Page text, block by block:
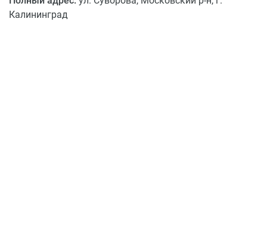
Калининград